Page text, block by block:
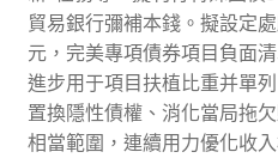
貿易銀行彌補本錢。擬設定
元，完美專項債券項目負面
進步用于項目扶植比重并單
置換隱性債權、消化當局拖
相當範圍，連續用力優化收